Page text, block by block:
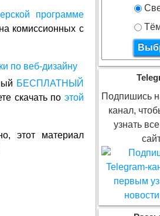
программе
комиссионных с
БЕСПЛАТНЫЙ
скачать по этой
этот материал
Подпишись
канал,
узнать